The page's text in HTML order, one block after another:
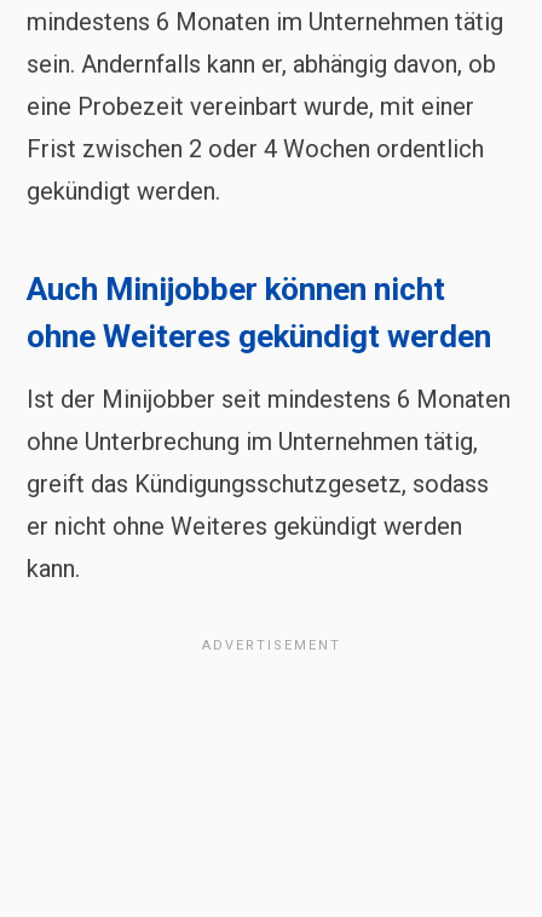
mindestens 6 Monaten im Unternehmen tätig
sein. Andernfalls kann er, abhängig davon, ob
eine Probezeit vereinbart wurde, mit einer
Frist zwischen 2 oder 4 Wochen ordentlich
gekündigt werden.
Auch Minijobber können nicht
ohne Weiteres gekündigt werden
Ist der Minijobber seit mindestens 6 Monaten
ohne Unterbrechung im Unternehmen tätig,
greift das Kündigungsschutzgesetz, sodass
er nicht ohne Weiteres gekündigt werden
kann.